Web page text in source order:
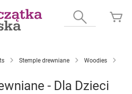
do
Wyszukaj
Stemple drewniane
Woodies
- Dla Dzieci